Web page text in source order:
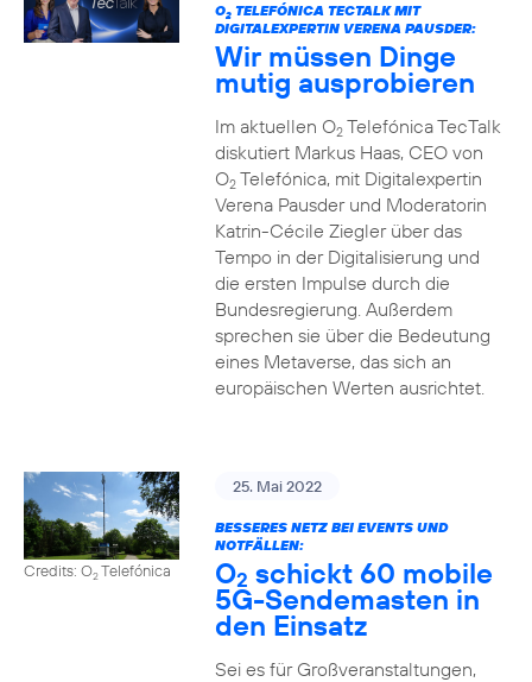
O2TELEFÓNICA TECTALK MIT
DIGITALEXPERTIN VERENA PAUSDER:
Wir müssen Dinge
mutig ausprobieren
Im aktuellen O2Telefónica TecTalk
diskutiert Markus Haas, CEO von
O2Telefónica, mit Digitalexpertin
Verena Pausder und Moderatorin
Katrin-Cécile Ziegler über das
Tempo in der Digitalisierung und
die ersten Impulse durch die
Bundesregierung. Außerdem
sprechen sie über die Bedeutung
eines Metaverse, das sich an
europäischen Werten ausrichtet.
Credits: O2Telefónica
25. Mai 2022
BESSERES NETZ BEI EVENTS UND
NOTFÄLLEN:
O2 schickt 60 mobile
5G-Sendemasten in
den Einsatz
Sei es für Großveranstaltungen,